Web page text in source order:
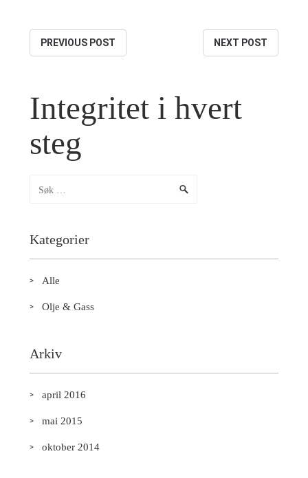
PREVIOUS POST NEXT POST
Integritet i hvert
steg
Kategorier
Alle
Olje & Gass
Arkiv
april 2016
mai 2015
oktober 2014